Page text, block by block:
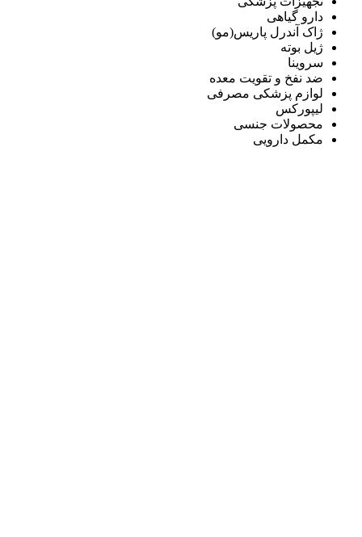
دارو گیاهی
ژاک آندرل پاریس(مو)
ژیل بوته
سروینا
ضد نفخ و تقویت معده
لوازم پزشکی مصرفی
لیپورکس
محصولات جنسی
مکمل دارویی